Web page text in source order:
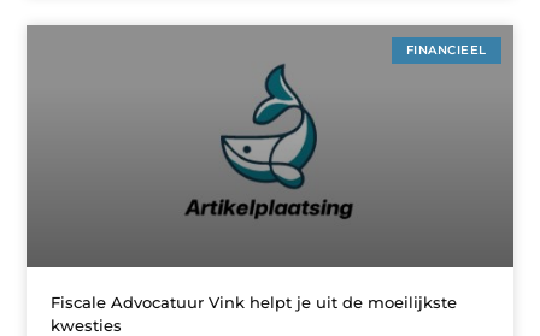
FINANCIEEL
Fiscale Advocatuur Vink helpt je uit de moeilijkste
kwesties